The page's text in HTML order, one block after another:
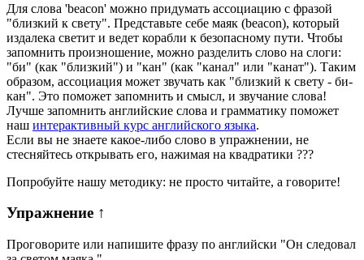
Для слова 'beacon' можно придумать ассоциацию с фразой
"близкий к свету". Представьте себе маяк (beacon), который
издалека светит и ведет корабли к безопасному пути. Чтобы
запомнить произношение, можно разделить слово на слоги:
"би" (как "близкий") и "кан" (как "канал" или "канат"). Таким
образом, ассоциация может звучать как "близкий к свету - би-
кан". Это поможет запомнить и смысл, и звучание слова!
Лучше запомнить английские слова и грамматику поможет
наш интерактивный курс английского языка.
Если вы не знаете какое-либо слово в упражнении, не
стесняйтесь открывать его, нажимая на квадратики ???
Попробуйте нашу методику: не просто читайте, а говорите!
Упражнение ↑
Проговорите или напишите фразу по английски "Он следовал